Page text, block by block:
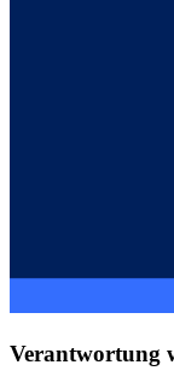
Verantwortung